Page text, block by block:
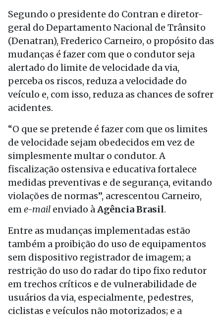
Segundo o presidente do Contran e diretor-
geral do Departamento Nacional de Trânsito
(Denatran), Frederico Carneiro, o propósito das
mudanças é fazer com que o condutor seja
alertado do limite de velocidade da via,
perceba os riscos, reduza a velocidade do
veículo e, com isso, reduza as chances de sofrer
acidentes.
“O que se pretende é fazer com que os limites
de velocidade sejam obedecidos em vez de
simplesmente multar o condutor. A
fiscalização ostensiva e educativa fortalece
medidas preventivas e de segurança, evitando
violações de normas”, acrescentou Carneiro,
eme-mail enviado àAgência Brasil.
Entre as mudanças implementadas estão
também a proibição do uso de equipamentos
sem dispositivo registrador de imagem; a
restrição do uso do radar do tipo fixo redutor
em trechos críticos e de vulnerabilidade de
usuários da via, especialmente, pedestres,
ciclistas e veículos não motorizados; e a